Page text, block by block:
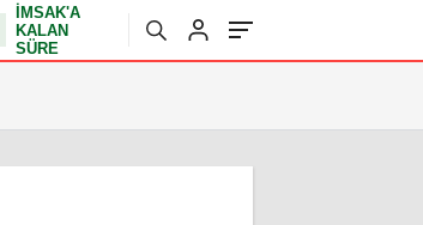
İMSAK'A
KALAN
SÜRE